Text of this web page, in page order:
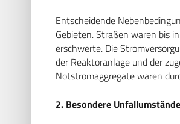
Entscheidende
Gebieten. Straßen waren bis
erschwerte. Die
der Reaktoranlage und der
Notstromaggregate waren
2. Besondere